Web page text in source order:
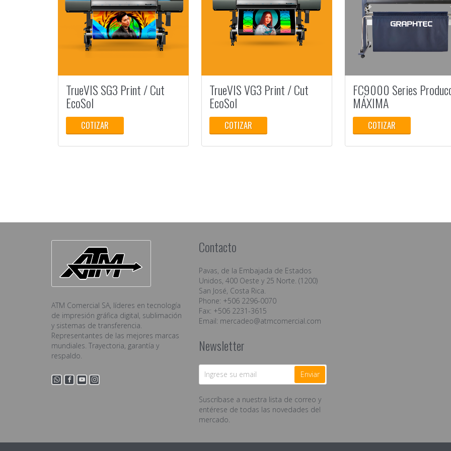
TrueVIS SG3 Print / Cut
EcoSol
COTIZAR
TrueVIS VG3 Print / Cut
EcoSol
COTIZAR
FC9000 Series
MÁXIMA
COTIZAR
ATM Comercial SA, líderes en tecnología
de impresión gráfica digital, sublimación
y sistemas de transferencia.
Representantes de las mejores marcas
mundiales. Trayectoria, garantía y
respaldo.
Contacto
Pavas, de la Embajada de Estados
Unidos, 400 Oeste y 25 Norte. (1200)
San José, Costa Rica.
Phone: +506 2296-0070
Fax: +506 2231-3615
Email: mercadeo@atmcomercial.com
Newsletter
Enviar
Suscríbase a nuestra lista de correo y
entérese de todas las novedades del
mercado.